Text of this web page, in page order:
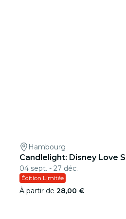
Hambourg
Candlelight: Disney Love
04 sept. - 27 déc.
Édition Limitée
À partir de 28,00 €